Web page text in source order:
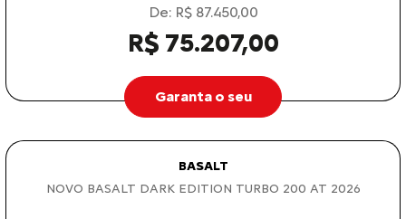
De: R$ 87.450,00
R$ 75.207,00
Garanta o seu
BASALT
NOVO BASALT DARK EDITION TURBO 200 AT 2026